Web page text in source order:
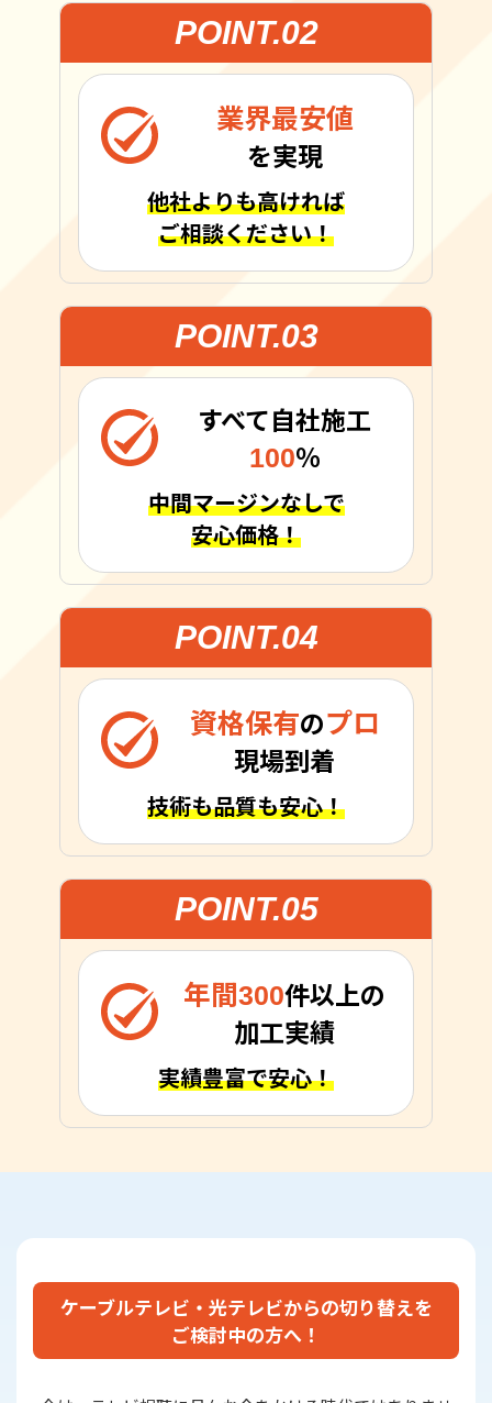
POINT.02
業界最安値
を実現
他社よりも高ければ
ご相談ください！
POINT.03
すべて自社施工
100％
中間マージンなしで
安心価格！
POINT.04
資格保有のプロ
現場到着
技術も品質も安心！
POINT.05
年間300件以上の
加工実績
実績豊富で安心！
ケーブルテレビ・光テレビからの切り替えを
ご検討中の方へ！